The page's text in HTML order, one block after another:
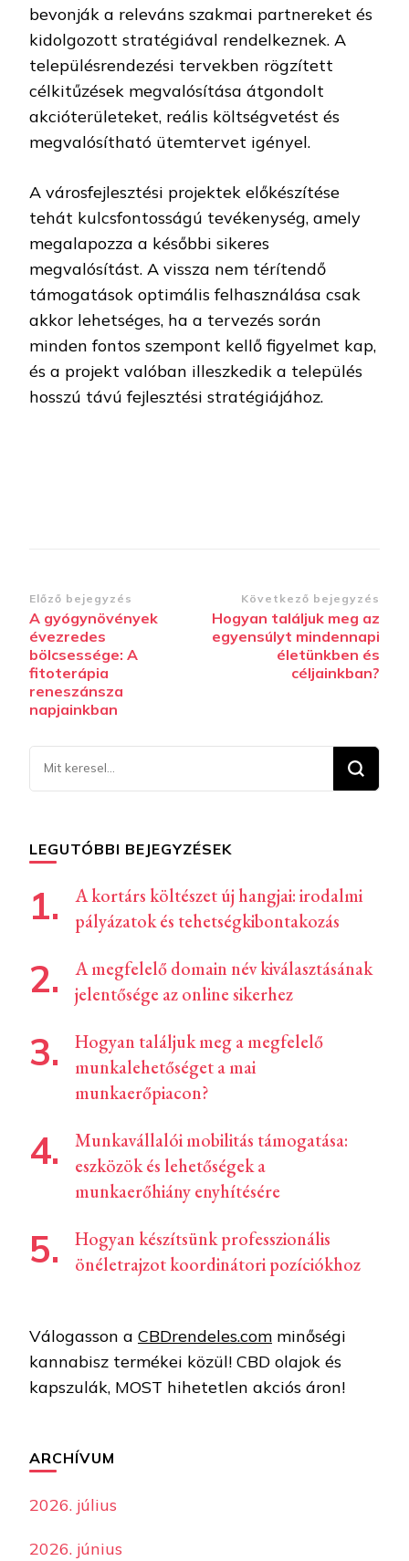
bevonják a releváns szakmai partnereket és
kidolgozott stratégiával rendelkeznek. A
településrendezési tervekben rögzített
célkitűzések megvalósítása átgondolt
akcióterületeket, reális költségvetést és
megvalósítható ütemtervet igényel.
A városfejlesztési projektek előkészítése
tehát kulcsfontosságú tevékenység, amely
megalapozza a későbbi sikeres
megvalósítást. A vissza nem térítendő
támogatások optimális felhasználása csak
akkor lehetséges, ha a tervezés során
minden fontos szempont kellő figyelmet kap,
és a projekt valóban illeszkedik a település
hosszú távú fejlesztési stratégiájához.
Bejegyzések
navigációja
Előző bejegyzés
A gyógynövények
évezredes
bölcsessége: A
fitoterápia
reneszánsza
napjainkban
Következő bejegyzés
Hogyan találjuk meg az
egyensúlyt mindennapi
életünkben és
céljainkban?
Keresel
valamit?
LEGUTÓBBI BEJEGYZÉSEK
A kortárs költészet új hangjai: irodalmi
pályázatok és tehetségkibontakozás
A megfelelő domain név kiválasztásának
jelentősége az online sikerhez
Hogyan találjuk meg a megfelelő
munkalehetőséget a mai
munkaerőpiacon?
Munkavállalói mobilitás támogatása:
eszközök és lehetőségek a
munkaerőhiány enyhítésére
Hogyan készítsünk professzionális
önéletrajzot koordinátori pozíciókhoz
Válogasson a CBDrendeles.com minőségi
kannabisz termékei közül! CBD olajok és
kapszulák, MOST hihetetlen akciós áron!
ARCHÍVUM
2026. július
2026. június